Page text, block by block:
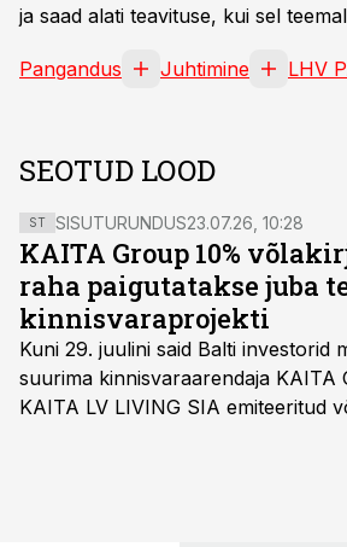
ja saad alati teavituse, kui sel
Pangandus Juhtimine LHV
SEOTUD LOOD
ST SISUTURUNDUS23.07.26, 10:28
KAITA Group 10%
raha paigutatakse juba
kinnisvaraprojekti
Kuni 29. juulini said Balti investorid
suurima kinnisvaraarendaja KAITA
KAITA LV LIVING SIA emiteeritud